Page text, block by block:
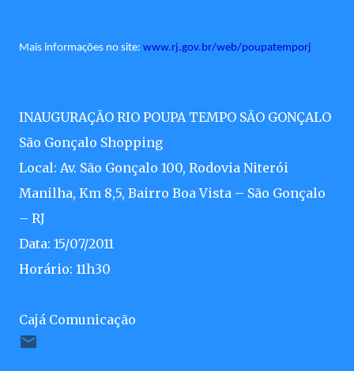
Mais informações no site: www.rj.gov.br/web/poupatemporj
INAUGURAÇÃO RIO POUPA TEMPO SÃO GONÇALO
São Gonçalo Shopping
Local: Av. São Gonçalo 100, Rodovia Niterói
Manilha, Km 8,5, Bairro Boa Vista – São Gonçalo
– RJ
Data: 15/07/2011
Horário: 11h30
Cajá Comunicação